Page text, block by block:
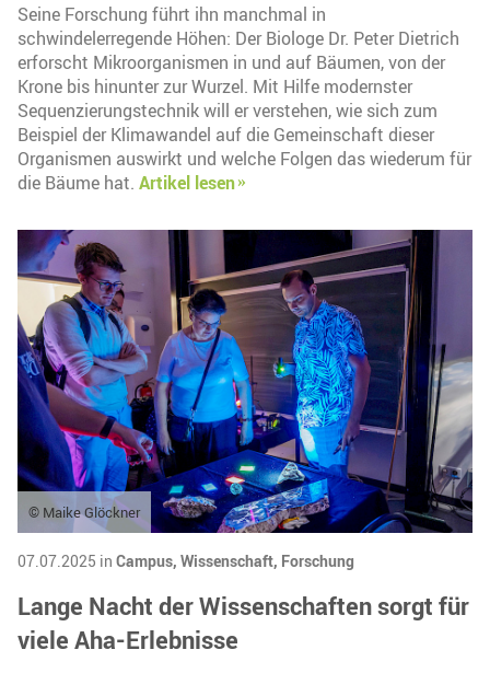
Seine Forschung führt ihn manchmal in
schwindelerregende Höhen: Der Biologe Dr. Peter Dietrich
erforscht Mikroorganismen in und auf Bäumen, von der
Krone bis hinunter zur Wurzel. Mit Hilfe modernster
Sequenzierungstechnik will er verstehen, wie sich zum
Beispiel der Klimawandel auf die Gemeinschaft dieser
Organismen auswirkt und welche Folgen das wiederum für
die Bäume hat. Artikel lesen
© Maike Glöckner
07.07.2025 in Campus, Wissenschaft, Forschung
Lange Nacht der Wissenschaften sorgt für
viele Aha-Erlebnisse